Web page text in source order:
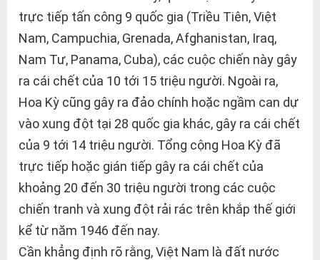
trực tiếp tấn công 9 quốc gia (Triều Tiên, Việt
Nam, Campuchia, Grenada, Afghanistan, Iraq,
Nam Tư, Panama, Cuba), các cuộc chiến này gây
ra cái chết của 10 tới 15 triệu người. Ngoài ra,
Hoa Kỳ cũng gây ra đảo chính hoặc ngầm can dự
vào xung đột tại 28 quốc gia khác, gây ra cái chết
của 9 tới 14 triệu người. Tổng cộng Hoa Kỳ đã
trực tiếp hoặc gián tiếp gây ra cái chết của
khoảng 20 đến 30 triệu người trong các cuộc
chiến tranh và xung đột rải rác trên khắp thế giới
kể từ năm 1946 đến nay.
Cần khẳng định rõ rằng, Việt Nam là đất nước